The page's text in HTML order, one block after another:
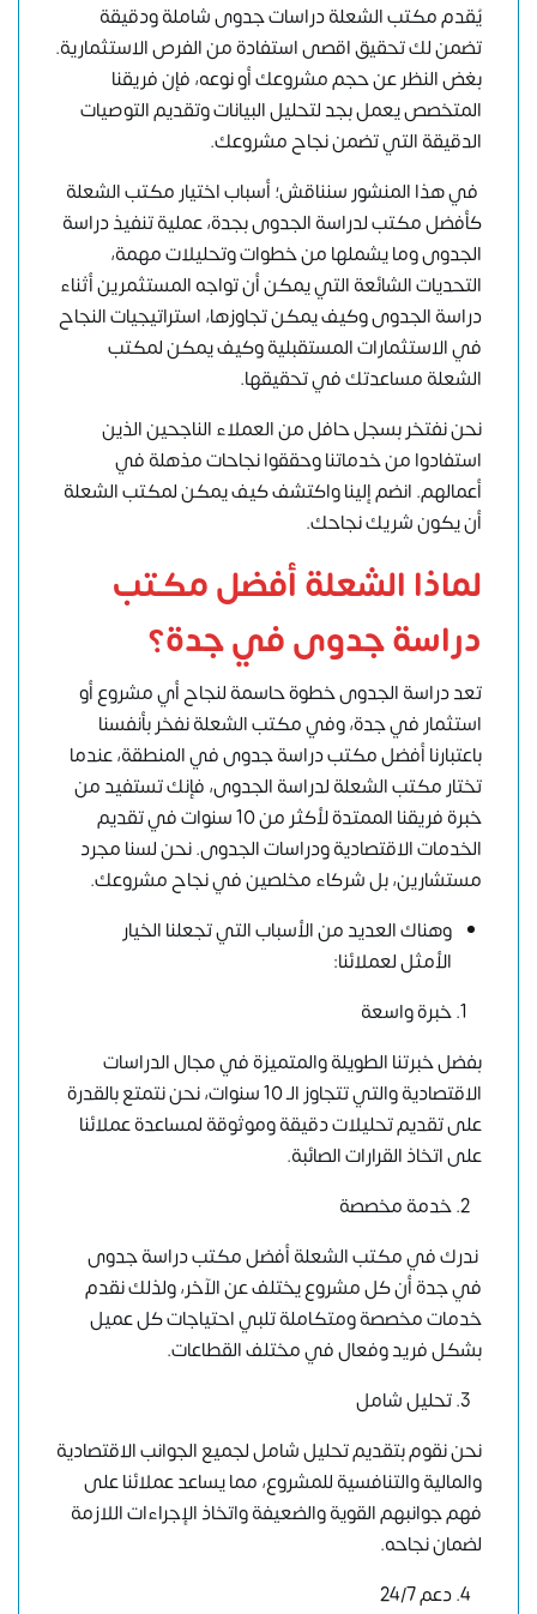
يُقدم مكتب الشعلة دراسات جدوى شاملة ودقيقة
تضمن لك تحقيق اقصى استفادة من الفرص الاستثمارية.
بغض النظر عن حجم مشروعك أو نوعه، فإن فريقنا
المتخصص يعمل بجد لتحليل البيانات وتقديم التوصيات
الدقيقة التي تضمن نجاح مشروعك.
في هذا المنشور سنناقش؛ أسباب اختيار مكتب الشعلة
كأفضل مكتب لدراسة الجدوى بجدة، عملية تنفيذ دراسة
الجدوى وما يشملها من خطوات وتحليلات مهمة،
التحديات الشائعة التي يمكن أن تواجه المستثمرين أثناء
دراسة الجدوى وكيف يمكن تجاوزها، استراتيجيات النجاح
في الاستثمارات المستقبلية وكيف يمكن لمكتب
الشعلة مساعدتك في تحقيقها.
نحن نفتخر بسجل حافل من العملاء الناجحين الذين
استفادوا من خدماتنا وحققوا نجاحات مذهلة في
أعمالهم.انضم إليناواكتشف كيف يمكن لمكتب الشعلة
أن يكون شريك نجاحك.
لماذا الشعلة أفضل مكتب
دراسة جدوى في جدة؟
تعد دراسة الجدوى خطوة حاسمة لنجاح أي مشروع أو
استثمار في جدة، وفي مكتب الشعلة نفخر بأنفسنا
باعتبارنا أفضل مكتب دراسة جدوى في المنطقة، عندما
تختار مكتب الشعلة لدراسة الجدوى، فإنك تستفيد من
خبرة فريقنا الممتدة لأكثر من 10 سنوات في تقديم
الخدمات الاقتصادية ودراسات الجدوى. نحن لسنا مجرد
مستشارين، بل شركاء مخلصين في نجاح مشروعك.
وهناك العديد من الأسباب التي تجعلنا الخيار
الأمثل لعملائنا:
خبرة واسعة
بفضل خبرتنا الطويلة والمتميزة في مجال الدراسات
الاقتصادية والتي تتجاوز الـ 10 سنوات، نحن نتمتع بالقدرة
على تقديم تحليلات دقيقة وموثوقة لمساعدة عملائنا
على اتخاذ القرارات الصائبة.
خدمة مخصصة
ندرك في مكتب الشعلة أفضل مكتب دراسة جدوى
في جدة أن كل مشروع يختلف عن الآخر، ولذلك نقدم
خدمات مخصصة ومتكاملة تلبي احتياجات كل عميل
بشكل فريد وفعال في مختلف القطاعات.
تحليل شامل
نحن نقوم بتقديم تحليل شامل لجميع الجوانب الاقتصادية
والمالية والتنافسية للمشروع، مما يساعد عملائنا على
فهم جوانبهم القوية والضعيفة واتخاذ الإجراءات اللازمة
لضمان نجاحه.
دعم 24/7